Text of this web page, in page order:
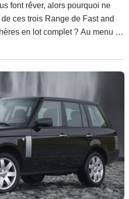
font rêver, alors pourquoi ne
ces trois Range de Fast and
en lot complet ? Au menu :
dégâts !